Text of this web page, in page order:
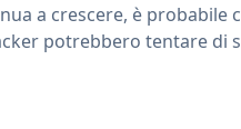
a crescere, è probabile
potrebbero tentare di